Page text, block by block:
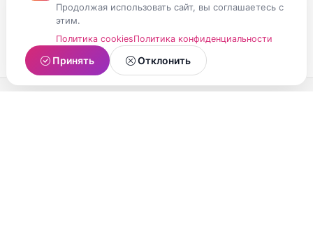
Продолжая использовать сайт, вы соглашаетесь с
этим.
Политика cookiesПолитика конфиденциальности
Принять Отклонить